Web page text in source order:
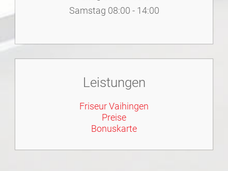
Samstag 08:00 - 14:00
Leistungen
Friseur Vaihingen
Preise
Bonuskarte